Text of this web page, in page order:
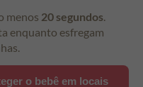
menos 20 segundos
enquanto esfregam
o bebê em locais